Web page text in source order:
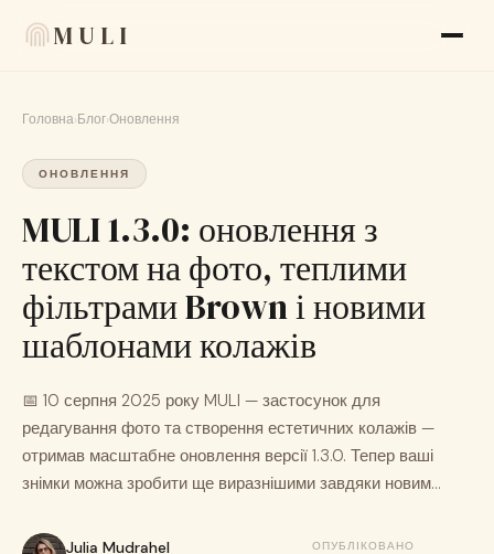
MULI
Відгуки
Блог
FAQ
Про нас
Головна›Блог›Оновлення
ОНОВЛЕННЯ
MULI 1.3.0: оновлення з
текстом на фото, теплими
фільтрами Brown і новими
шаблонами колажів
📅 10 серпня 2025 року MULI — застосунок для
редагування фото та створення естетичних колажів —
отримав масштабне оновлення версії 1.3.0. Тепер ваші
знімки можна зробити ще виразнішими завдяки новим...
Julia Mudrahel ОПУБЛІКОВАНО